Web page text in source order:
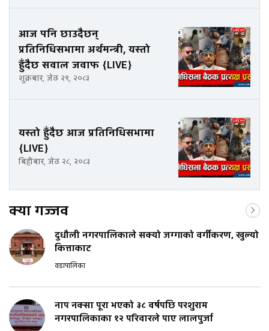
आज पनि छाउदैछन्
प्रतिनिधिसभामा अर्थमन्त्री, यस्तो
हुँदैछ सवाल जवाफ {LIVE}
शुक्रबार, जेठ २९, २०८३
यस्तो हुँदैछ आज प्रतिनिधिसभामा
{LIVE}
बिहीबार, जेठ २८, २०८३
क्या गज्जव
दुधौली नगरपालिकाले सक्यो जग्गाको वर्गीकरण, खुल्यो
कित्ताकाट
वडापालिका
नाप नक्सा पूरा भएको ३८ वर्षपछि परशुराम
नगरपालिकाका १२ परिवारले पाए लालपुर्जा